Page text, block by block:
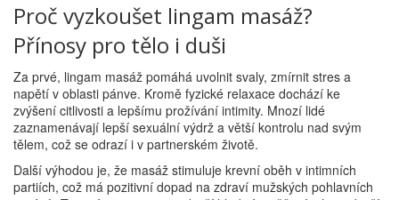
Proč vyzkoušet lingam masáž?
Přínosy pro tělo i duši
Za prvé, lingam masáž pomáhá uvolnit svaly, zmírnit stres a
napětí v oblasti pánve. Kromě fyzické relaxace dochází ke
zvýšení citlivosti a lepšímu prožívání intimity. Mnozí lidé
zaznamenávají lepší sexuální výdrž a větší kontrolu nad svým
tělem, což se odrazí i v partnerském životě.
Další výhodou je, že masáž stimuluje krevní oběh v intimních
partiích, což má pozitivní dopad na zdraví mužských pohlavních